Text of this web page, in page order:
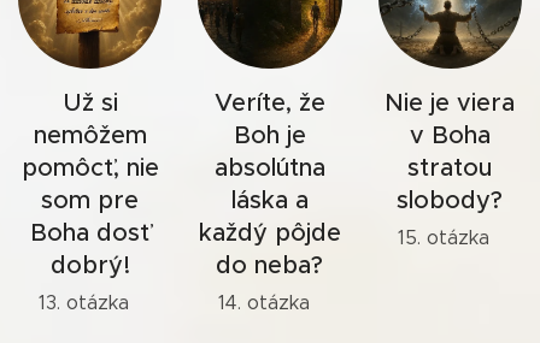
Už si
nemôžem
pomôcť, nie
som pre
Boha dosť
dobrý!
13. otázka
Veríte, že
Boh je
absolútna
láska a
každý pôjde
do neba?
14. otázka
Nie je viera
v Boha
stratou
slobody?
15. otázka